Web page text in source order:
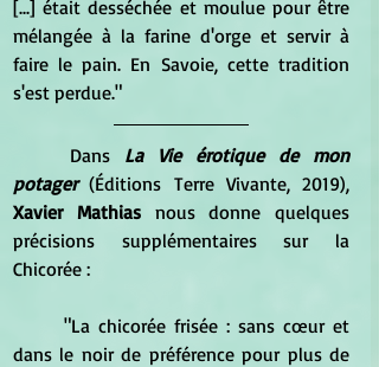
[...] était desséchée et moulue pour être
mélangée à la farine d'orge et servir à
faire le pain. En Savoie, cette tradition
s'est perdue."
	Dans
La Vie érotique de mon
potager
Xavier Mathias nous donne quelques
précisions supplémentaires sur la
Chicorée :
dans le noir de préférence pour plus de